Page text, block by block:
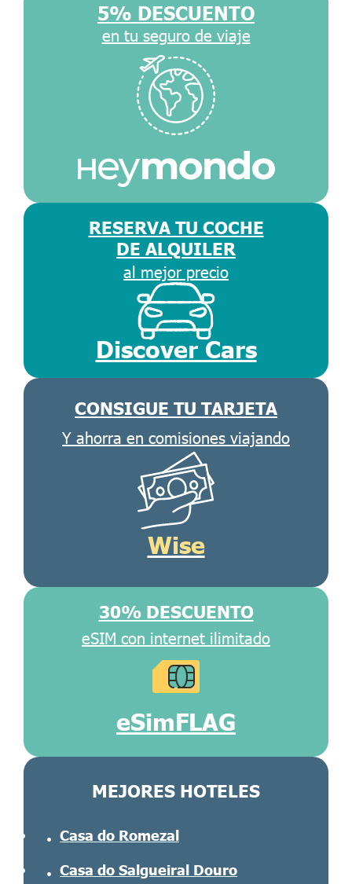
5% DESCUENTO
en tu seguro de viaje
RESERVA TU COCHE
DE ALQUILER
al mejor precio
Discover Cars
CONSIGUE TU TARJETA
Y ahorra en comisiones viajando
Wise
30% DESCUENTO
eSIM con internet ilimitado
eSimFLAG
MEJORES HOTELES
Casa do Romezal
Casa do Salgueiral Douro